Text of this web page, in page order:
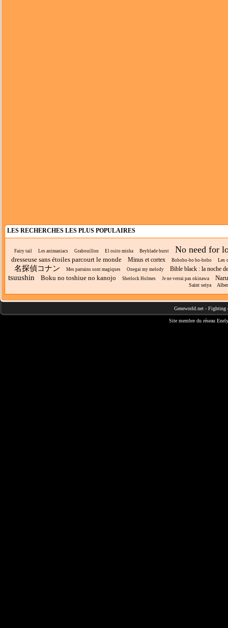
LES RECHERCHES LES PLUS POPULAIRES
Fairy tail Les animaniacs Grabouillon El osito misha Beyblade burst No need for
dresseuse sans étoiles parcourt le monde Minus et cortex Bobobo-bo bo-bobo Les
名探偵コナン Mes parrains sont magiques Onegai my melody Bible black : la noche
tsuushin Boku no toshiue no kanojo Sherlock Holmes Je ne verrai pas okinawa
Saint seiya
Geneworld.net - Fighting
Site membre du réseau